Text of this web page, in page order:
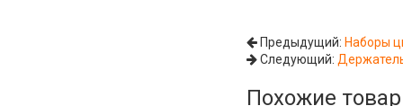
Предыдущий: Наборы
Следующий:
Похожие